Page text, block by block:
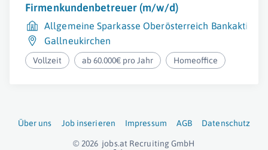
Firmenkundenbetreuer (m/w/d)
Allgemeine Sparkasse Oberösterreich
Gallneukirchen
Vollzeit ab 60.000€ pro Jahr Homeoffice
Über uns Job inserieren Impressum AGB Datenschutz
© 2026 jobs.at Recruiting GmbH